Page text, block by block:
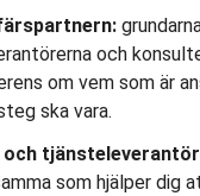
och
om vem som är
ska vara.
och
som hjälper dig